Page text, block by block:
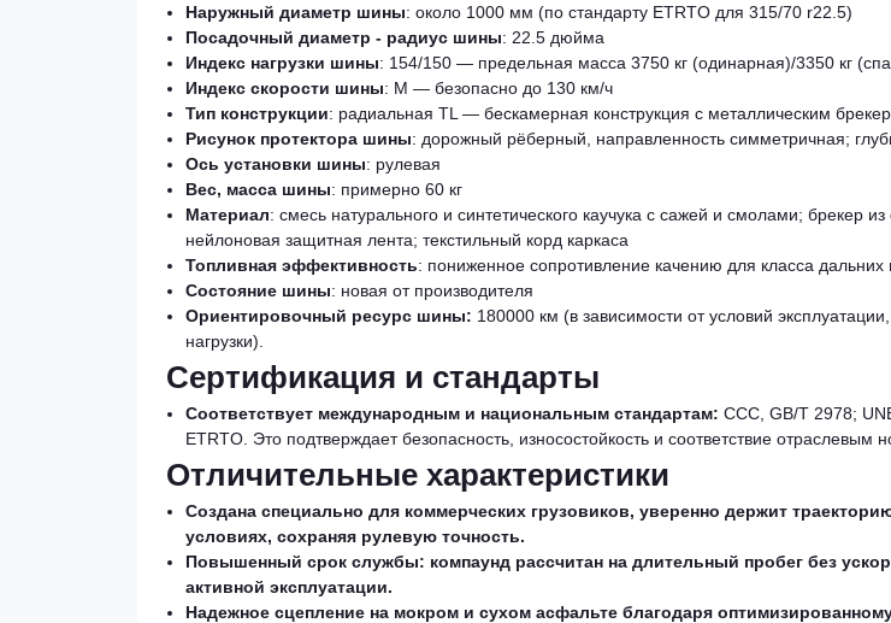
Наружный диаметр шины: около 1000 мм (по стандарту ETRTO для 315/70 r22.5)
Посадочный диаметр - радиус шины: 22.5 дюйма
Индекс нагрузки шины: 154/150 — предельная масса 3750 кг (одинарная)/3350 кг
Индекс скорости шины: M — безопасно до 130 км/ч
Тип конструкции: радиальная TL — бескамерная конструкция с металлическим
Рисунок протектора шины: дорожный рёберный, направленность симметричная;
Ось установки шины: рулевая
Вес, масса шины: примерно 60 кг
Материал: смесь натурального и синтетического каучука с сажей и смолами; брекер из
нейлоновая защитная лента; текстильный корд каркаса
Топливная эффективность: пониженное сопротивление качению для класса дальних
Состояние шины: новая от производителя
Ориентировочный ресурс шины: 180000 км (в зависимости от условий
нагрузки).
Сертификация и стандарты
Соответствует международным и национальным стандартам: CCC, GB/T 2978;
ETRTO. Это подтверждает безопасность, износостойкость и соответствие отраслевым
Отличительные характеристики
Создана специально для коммерческих грузовиков, уверенно держит
условиях, сохраняя рулевую точность.
Повышенный срок службы: компаунд рассчитан на длительный пробег без
активной эксплуатации.
Надежное сцепление на мокром и сухом асфальте благодаря